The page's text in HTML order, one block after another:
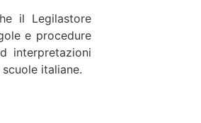
il Legilastore
e procedure
interpretazioni
italiane.